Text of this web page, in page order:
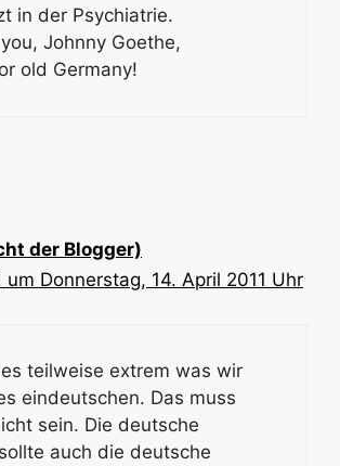
in der Psychiatrie.
Johnny Goethe,
old Germany!
der Blogger)
um Donnerstag, 14. April 2011 Uhr
teilweise extrem was wir
eindeutschen. Das muss
sein. Die deutsche
auch die deutsche